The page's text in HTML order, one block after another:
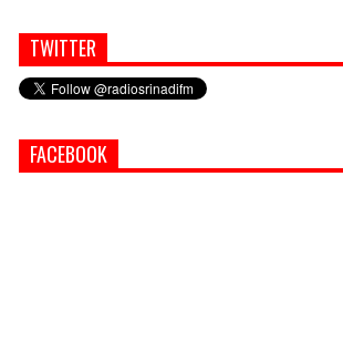
Simbol Persahabatan, RI Bangun Islamic Centre
di Afghanistan
PASAR MURAH
TWITTER
FACEBOOK